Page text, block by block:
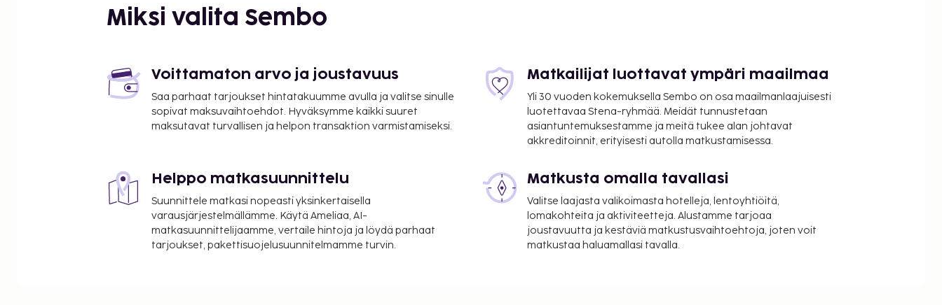
Karlsruhen eläintarha - 1,4 km / 0,9 mi
Kaiserstraße - 1,4 km / 0,9 mi
Europahalle - 1,6 km / 1 mi
Platz der Grundrechte - 1,6 km / 1 mi
Karlsruhen linna - 1,7 km / 1 mi
Badisches Landesmuseum - 1,7 km / 1,1 mi
Kasvitieteellinen puutarha - 2,9 km / 1,8 mi
Lähimmät lentokentät ovat:
Karlsruhe Baden-Baden (FKB-Baden Airparkin lentoasema) - 39,9 km / 24,8
Stuttgart (STR) - 80,9 km / 50,3 mi
Miksi valita Sembo
Voittamaton arvo ja joustavuus
Saa parhaat tarjoukset hintatakuumme avulla ja valitse sinulle
sopivat maksuvaihtoehdot. Hyväksymme kaikki suuret
maksutavat turvallisen ja helpon transaktion varmistamiseksi.
Matkailijat luottavat ympäri maailmaa
Yli 30 vuoden kokemuksella Sembo on osa maailmanlaajuisesti
luotettavaa Stena-ryhmää. Meidät tunnustetaan
asiantuntemuksestamme ja meitä tukee alan johtavat
akkreditoinnit, erityisesti autolla matkustamisessa.
Helppo matkasuunnittelu
Suunnittele matkasi nopeasti yksinkertaisella
varausjärjestelmällämme. Käytä Ameliaa, AI-
matkasuunnittelijaamme, vertaile hintoja ja löydä parhaat
tarjoukset, pakettisuojelusuunnitelmamme turvin.
Matkusta omalla tavallasi
Valitse laajasta valikoimasta hotelleja, lentoyhtiöitä,
lomakohteita ja aktiviteetteja. Alustamme tarjoaa
joustavuutta ja kestäviä matkustusvaihtoehtoja, joten voit
matkustaa haluamallasi tavalla.